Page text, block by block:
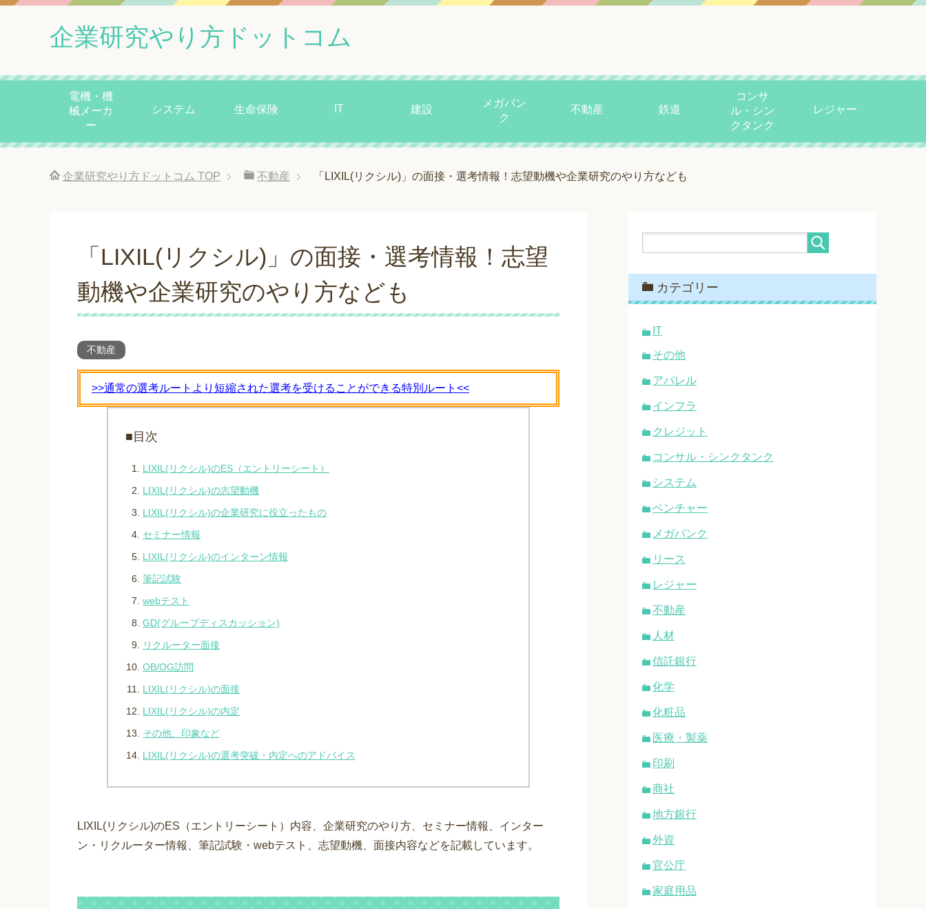
企業研究やり方ドットコム
電機・機
械メーカ
ー
システム 生命保険 IT 建設
メガバン
ク
不動産 鉄道
コンサ
ル・シン
クタンク
レジャー
企業研究やり方ドットコム TOP 不動産 「LIXIL(リクシル)」の面接・選考情報！志望動機や企業研究のやり方なども
「LIXIL(リクシル)」の面接・選考情報！志望
動機や企業研究のやり方なども
不動産
>>通常の選考ルートより短縮された選考を受けることができる特別ルート<<
■目次
LIXIL(リクシル)のES（エントリーシート）
LIXIL(リクシル)の志望動機
LIXIL(リクシル)の企業研究に役立ったもの
セミナー情報
LIXIL(リクシル)のインターン情報
筆記試験
webテスト
GD(グループディスカッション)
リクルーター面接
OB/OG訪問
LIXIL(リクシル)の面接
LIXIL(リクシル)の内定
その他、印象など
LIXIL(リクシル)の選考突破・内定へのアドバイス
LIXIL(リクシル)のES（エントリーシート）内容、企業研究のやり方、セミナー情報、インター
ン・リクルーター情報、筆記試験・webテスト、志望動機、面接内容などを記載しています。
カテゴリー
IT
その他
アパレル
インフラ
クレジット
コンサル・シンクタンク
システム
ベンチャー
メガバンク
リース
レジャー
不動産
人材
信託銀行
化学
化粧品
医療・製薬
印刷
商社
地方銀行
外資
官公庁
家庭用品